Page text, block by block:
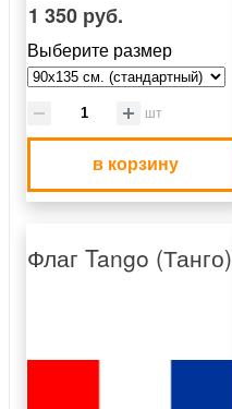
1 350 руб.
Выберите размер
шт
в корзину
Флаг Tango (Танго)